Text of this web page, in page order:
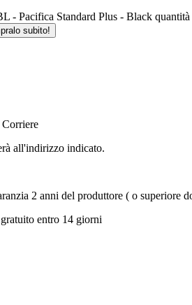
- Pacifica Standard Plus - Black quantità
subito!
Corriere
all'indirizzo indicato.
2 anni del produttore ( o superiore
entro 14 giorni